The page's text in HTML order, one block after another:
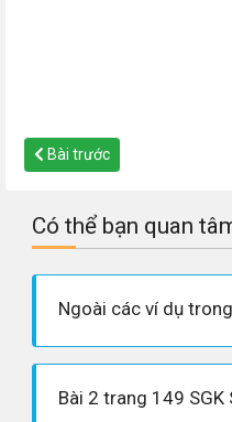
Bài trước
Có thể bạn quan
Bài 2 trang 149 SGK